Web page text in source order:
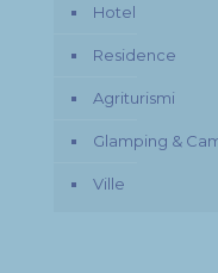
Hotel
Residence
Agriturismi
Glamping &
Ville